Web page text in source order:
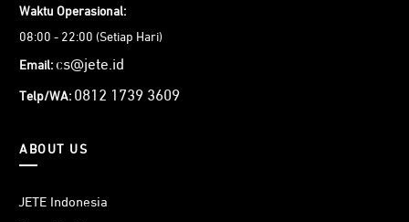
Waktu Operasional:
08:00 - 22:00 (Setiap Hari)
Email: cs@jete.id
Telp/WA: 0812 1739 3609
ABOUT US
JETE Indonesia